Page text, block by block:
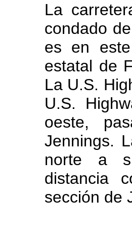
La
condado
es en
estatal de
La U.S.
U.S.
oeste,
Jennings.
norte a
distancia
sección de